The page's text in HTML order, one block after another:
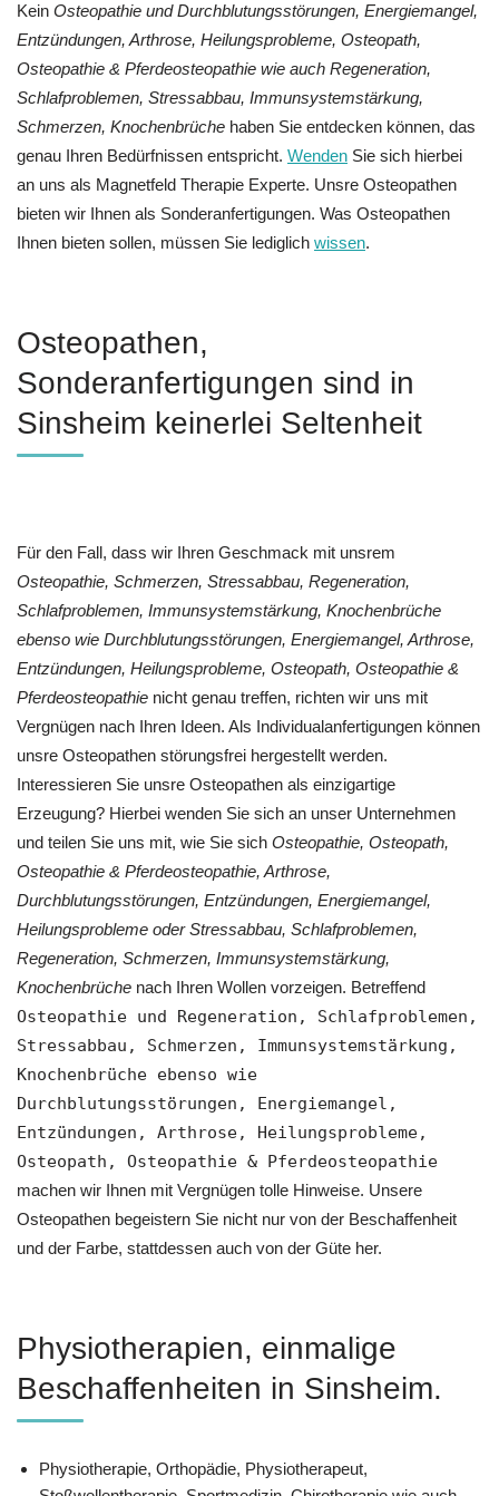
Kein Osteopathie und Durchblutungsstörungen, Energiemangel,
Entzündungen, Arthrose, Heilungsprobleme, Osteopath,
Osteopathie & Pferdeosteopathie wie auch Regeneration,
Schlafproblemen, Stressabbau, Immunsystemstärkung,
Schmerzen, Knochenbrüche haben Sie entdecken können, das
genau Ihren Bedürfnissen entspricht. Wenden Sie sich hierbei
an uns als Magnetfeld Therapie Experte. Unsre Osteopathen
bieten wir Ihnen als Sonderanfertigungen. Was Osteopathen
Ihnen bieten sollen, müssen Sie lediglich wissen.
Osteopathen,
Sonderanfertigungen sind in
Sinsheim keinerlei Seltenheit
Für den Fall, dass wir Ihren Geschmack mit unsrem
Osteopathie, Schmerzen, Stressabbau, Regeneration,
Schlafproblemen, Immunsystemstärkung, Knochenbrüche
ebenso wie Durchblutungsstörungen, Energiemangel, Arthrose,
Entzündungen, Heilungsprobleme, Osteopath, Osteopathie &
Pferdeosteopathie nicht genau treffen, richten wir uns mit
Vergnügen nach Ihren Ideen. Als Individualanfertigungen können
unsre Osteopathen störungsfrei hergestellt werden.
Interessieren Sie unsre Osteopathen als einzigartige
Erzeugung? Hierbei wenden Sie sich an unser Unternehmen
und teilen Sie uns mit, wie Sie sich Osteopathie, Osteopath,
Osteopathie & Pferdeosteopathie, Arthrose,
Durchblutungsstörungen, Entzündungen, Energiemangel,
Heilungsprobleme oder Stressabbau, Schlafproblemen,
Regeneration, Schmerzen, Immunsystemstärkung,
Knochenbrüche nach Ihren Wollen vorzeigen. Betreffend
Osteopathie und Regeneration, Schlafproblemen,
Stressabbau, Schmerzen, Immunsystemstärkung,
Knochenbrüche ebenso wie
Durchblutungsstörungen, Energiemangel,
Entzündungen, Arthrose, Heilungsprobleme,
Osteopath, Osteopathie & Pferdeosteopathie
machen wir Ihnen mit Vergnügen tolle Hinweise. Unsere
Osteopathen begeistern Sie nicht nur von der Beschaffenheit
und der Farbe, stattdessen auch von der Güte her.
Physiotherapien, einmalige
Beschaffenheiten in Sinsheim.
Physiotherapie, Orthopädie, Physiotherapeut,